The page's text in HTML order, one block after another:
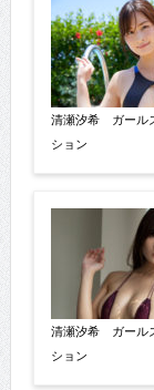
清瀬汐希 ガール
ション
清瀬汐希 ガール
ション